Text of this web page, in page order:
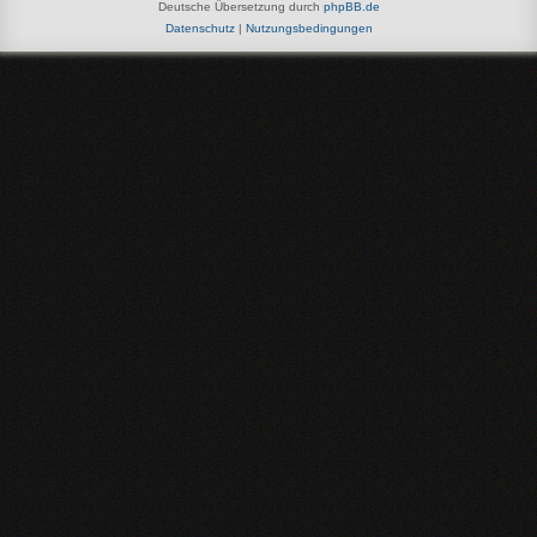
Deutsche Übersetzung durch phpBB.de
Datenschutz| Nutzungsbedingungen